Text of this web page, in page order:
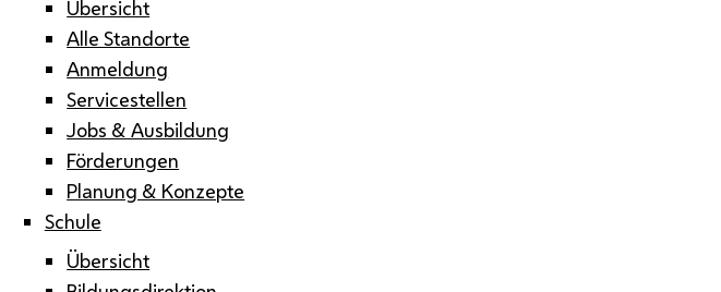
Übersicht
Alle Standorte
Anmeldung
Servicestellen
Jobs & Ausbildung
Förderungen
Planung & Konzepte
Schule
Übersicht